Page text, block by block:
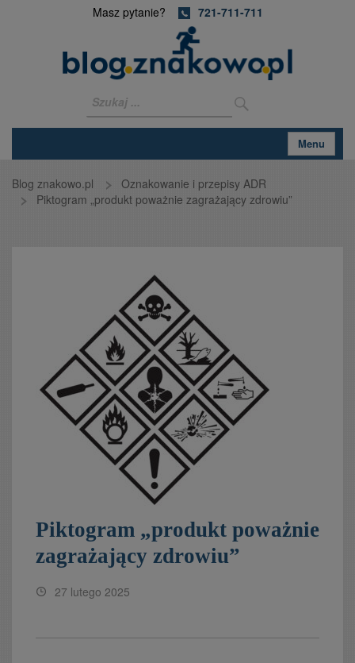
Masz pytanie? 721-711-711
Menu
Blog znakowo.pl
Oznakowanie i przepisy ADR
Piktogram „produkt poważnie zagrażający zdrowiu”
Piktogram „produkt poważnie
zagrażający zdrowiu”
27 lutego 2025